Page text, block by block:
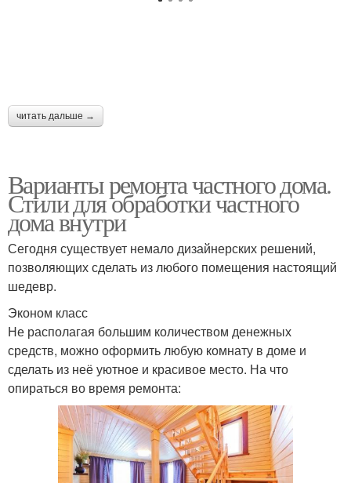
читать дальше →
Варианты ремонта частного дома.
Стили для обработки частного
дома внутри
Сегодня существует немало дизайнерских решений,
позволяющих сделать из любого помещения настоящий
шедевр.
Эконом класс
Не располагая большим количеством денежных
средств, можно оформить любую комнату в доме и
сделать из неё уютное и красивое место. На что
опираться во время ремонта: